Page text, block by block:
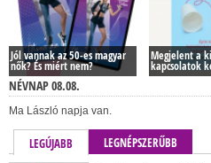
Jól vannak az 50-es magyar
nők? És miért nem?
Megjelent a
kapcsolatok
NÉVNAP 08.08.
Ma László napja van.
LEGÚJABB LEGNÉPSZERŰBB